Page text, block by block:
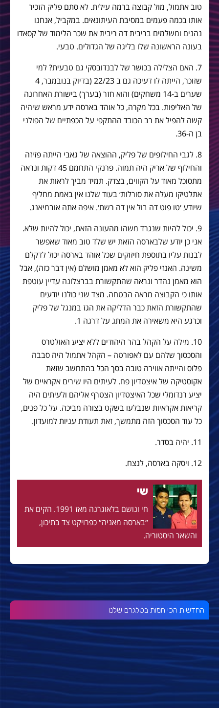
טוב אתמול, מול קבוצה ברמה עילית. לא סתם פליק הזכיר
אותו בכמה פעמים במסיבת העיתונאים. במקביל, אנחנו
נהנים ומשלמים בריבית דה ריבית את שכר הלימוד של קסאדו
בעונה הראשונה שלו בליגה של הגדולים. טבעי.
7. האם הצלילה בכושר של לבנדובסקי גם טבעית? למי
שזוכר, הייתה לו דעיכה גם ב 22/23 (בדיוק בנובמבר, 4
שערים ב-14 משחקים) והוא חזר (בערך) בישורת האחרונה
של האליפות. בכל מקרה, כל אוהד בארסה ידע מראש שיהיה
קשה להפיל את רב הכובד ההתקפי על הכפתיים של הפולני
בן ה-36.
8. לגבי החילופים של פליק, ההוצאה של גאבי הייתה פזיזה
והחילוף של אריק היה תמוה. פרנקי התחמם 45 דקות ונראה
מתסוכל מאוד על הקווים, בצדק. תמיד מביך לראות את
אתלטיקו מעלה את סורלות׳ בעוד שלנו אין באמת מחליף
שיודע ׳טו פוט דה בול אין דה רשת׳. איפה אתה אובמיאנג.
9. יכול להיות שנגרד משהו מהעונה הזאת, יכול להיות שלא.
אני כן יודע שלבארסה הזאת יש שלד טוב מאוד שאפשר
לבנות עליו בתוספת חיזוקים שכל אוהד בארסה יכול לדקלם
משינה. האנזי פליק הוא לא מאמן מושלם (אין דבר כזה), אבל
הוא מאמן נהדר ונראה שהתקשורת בברצלונה עדיין עוטפת
אותו כי הקבוצה מראה הבטחה. מצד שני כולנו יודעים
שהתקשורת הזאת כבר הדליקה את הגז במנגל של פליק
וכרגע היא משאירה את המתג על דרגה 1.
10. מילה על הקהל בהר היהודים ללא יציע האולטרס
והסכסוך שלהם עם לאפורטה – הקהל אתמול היה סבבה
פלוס והייתה אווירה טובה בסך הכל בהתחשב שזאת
אקוסטיקה של איצטדיון פח. לעיתים היו שירים אקראיים של
יציע רנדומלי שכל האיצטדיון הצטרף אליהם ולעיתים היה
קריאות אקראיות שנבלעו בשקט בצורה מביכה. על כל פנים,
כל עוד הסכסוך הזה מתמשך, זאת תעודת עניות למועדון.
11. יהיה בסדר.
12. ויסקה בארסה, לנצח.
שי
חי ונושם בלאוגרנה מאז 1991. הקים את
״בארסה מאניה״ כפרויקט צד בתיכון,
והשאר היסטוריה.
החדשות הכי חמות בטלגרם שלנו